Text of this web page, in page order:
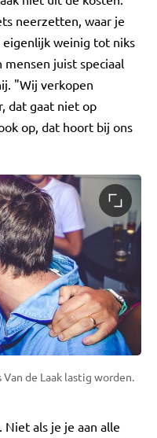
neerzetten, waar je
weinig tot niks
juist speciaal
"Wij verkopen
dat gaat niet op
op, dat hoort bij ons
de Laak lastig worden.
als je je aan alle